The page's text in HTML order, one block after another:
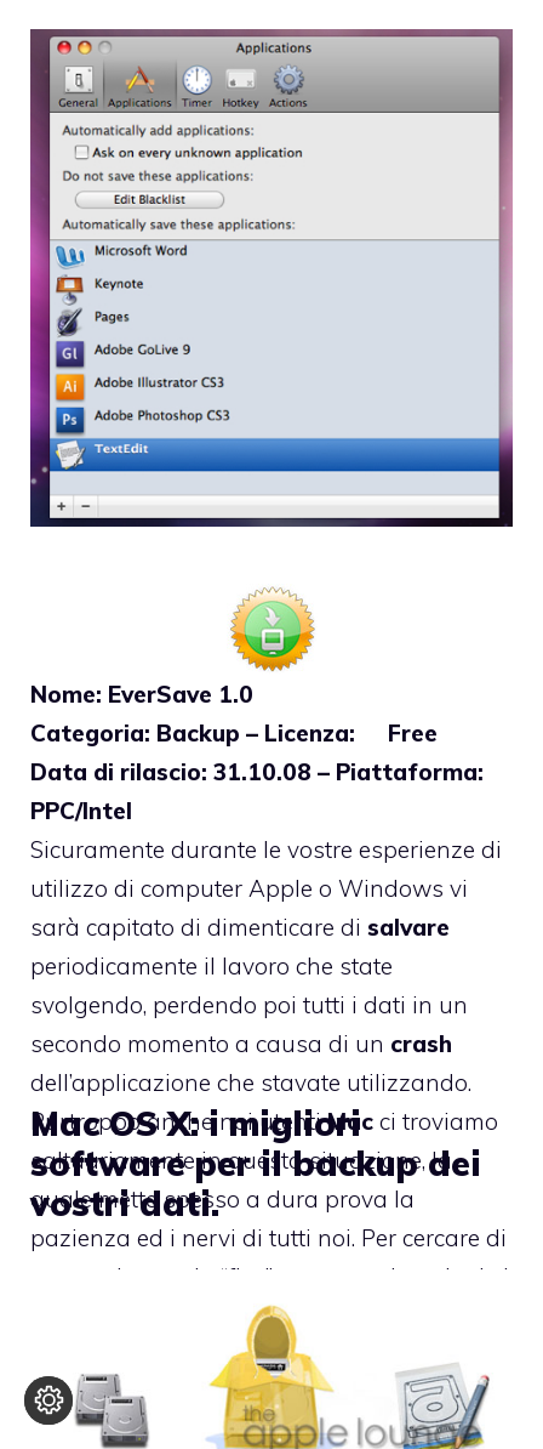
Nome: EverSave 1.0
Categoria: Backup – Licenza: Free
Data di rilascio: 31.10.08 – Piattaforma:
PPC/Intel
Sicuramente durante le vostre esperienze di
utilizzo di computer Apple o Windows vi
sarà capitato di dimenticare di salvare
periodicamente il lavoro che state
svolgendo, perdendo poi tutti i dati in un
secondo momento a causa di un crash
dell’applicazione che stavate utilizzando.
Purtroppo anche noi utentiMac ci troviamo
saltuariamente in questa situazione, la
quale mette spesso a dura prova la
pazienza ed i nervi di tutti noi. Per cercare di
mettere la parola “fine” a queste situazioni vi
EverSave
gratuitoin grado di
per voi, a scadenze regolari, il lavoro che
stiamo svolgendo.
Mac OS X: i migliori
software per il backup dei
vostri dati.